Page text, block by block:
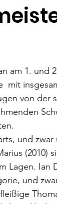
am 1. und
mit
von der
und zwar
(2010)
Lagen. Ian
und